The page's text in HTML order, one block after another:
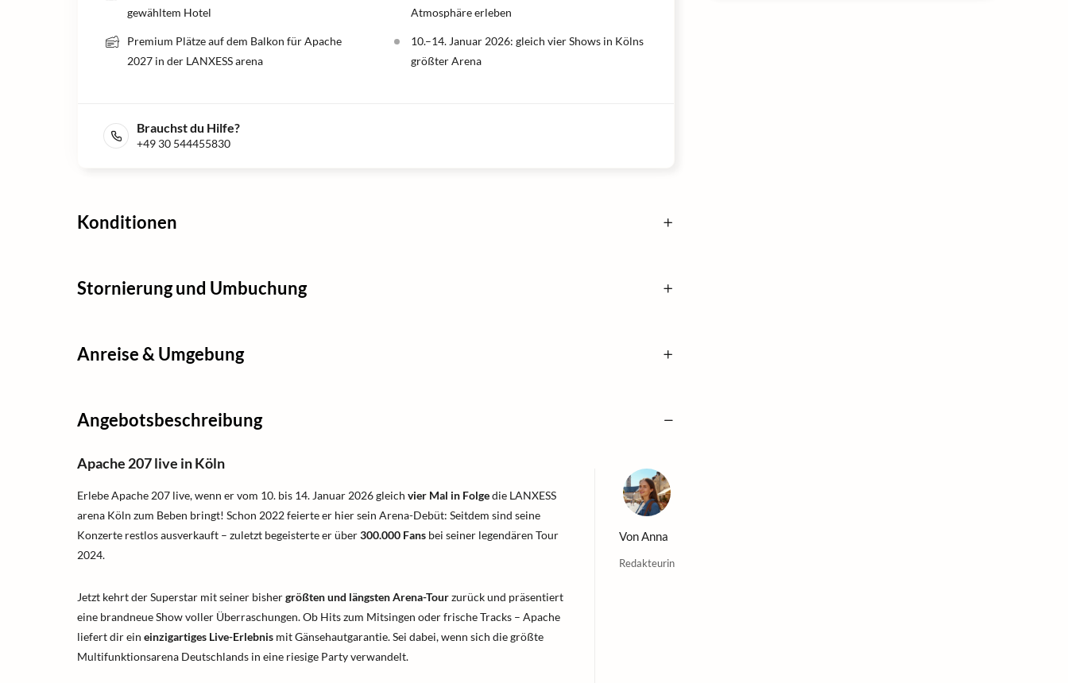
gewähltem Hotel
Premium Plätze auf dem Balkon für Apache
2027 in der LANXESS arena
Atmosphäre erleben
10.–14. Januar 2026: gleich vier Shows in Kölns
größter Arena
Brauchst du Hilfe?
+49 30 544455830
Konditionen
Stornierung und Umbuchung
Anreise & Umgebung
Angebotsbeschreibung
Apache 207 live in Köln
Erlebe Apache 207 live, wenn er vom 10. bis 14. Januar 2026 gleich vier Mal in Folgedie LANXESS
arena Köln zum Beben bringt! Schon 2022 feierte er hier sein Arena-Debüt: Seitdem sind seine
Konzerte restlos ausverkauft – zuletzt begeisterte er über300.000 Fans bei seiner legendären Tour
2024.
Jetzt kehrt der Superstar mit seiner bishergrößten und längsten Arena-Tourzurück und präsentiert
eine brandneue Show voller Überraschungen. Ob Hits zum Mitsingen oder frische Tracks – Apache
liefert dir ein einzigartiges Live-Erlebnis mit Gänsehautgarantie. Sei dabei, wenn sich die größte
Multifunktionsarena Deutschlands in eine riesige Party verwandelt.
VonAnna
Redakteurin